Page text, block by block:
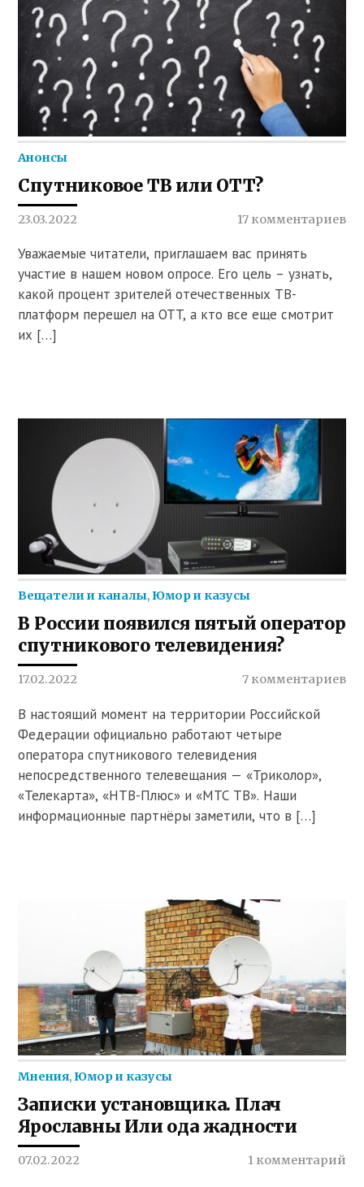
Анонсы
Спутниковое ТВ или OTT?
23.03.2022 17 комментариев
Уважаемые читатели, приглашаем вас принять
участие в нашем новом опросе. Его цель – узнать,
какой процент зрителей отечественных ТВ-
платформ перешел на OTT, а кто все еще смотрит
их […]
Вещатели и каналы,Юмор и казусы
В России появился пятый оператор
спутникового телевидения?
17.02.2022 7 комментариев
В настоящий момент на территории Российской
Федерации официально работают четыре
оператора спутникового телевидения
непосредственного телевещания — «Триколор»,
«Телекарта», «НТВ-Плюс» и «МТС ТВ». Наши
информационные партнёры заметили, что в […]
Мнения,Юмор и казусы
Записки установщика. Плач
Ярославны Или ода жадности
07.02.2022 1 комментарий